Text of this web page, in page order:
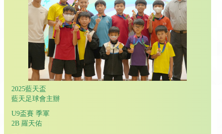
2025藍天盃
藍天足球會主辦
U9盃賽 季軍
2B 羅天佑